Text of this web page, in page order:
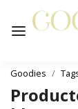
Goodies